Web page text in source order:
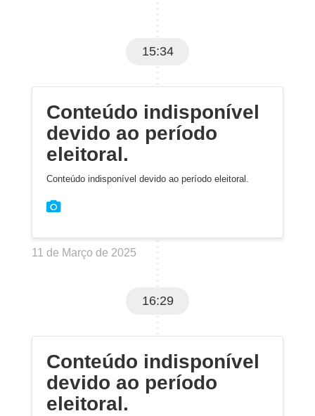
15:34
Conteúdo indisponível
devido ao período
eleitoral.
Conteúdo indisponível devido ao período eleitoral.
11 de Março de 2025
16:29
Conteúdo indisponível
devido ao período
eleitoral.